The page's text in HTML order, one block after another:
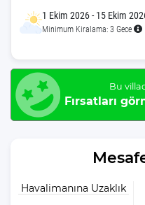
1 Ekim 2026 - 15 Ekim
Minimum Kiralama: 3 Gece
Bu
Fırsatları
Havalimanına Uzaklık